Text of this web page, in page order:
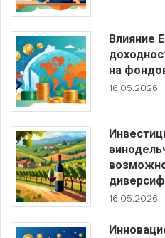
Влияние
на
16.05.2026
16.05.2026